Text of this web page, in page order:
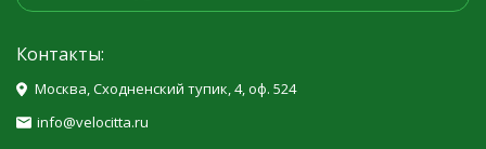
Контакты:
Москва, Сходненский тупик, 4, оф. 524
info@velocitta.ru